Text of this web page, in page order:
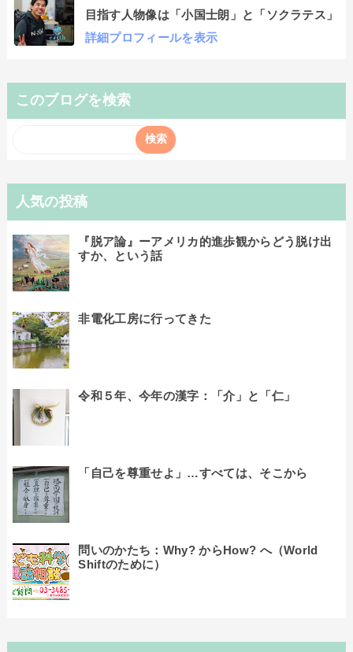
目指す人物像は「小国士朗」と「ソクラテス」
詳細プロフィールを表示
このブログを検索
人気の投稿
『脱ア論』ーアメリカ的進歩観からどう脱け出
すか、という話
非電化工房に行ってきた
令和５年、今年の漢字：「介」と「仁」
「自己を尊重せよ」…すべては、そこから
問いのかたち：Why? からHow? へ（World
Shiftのために）